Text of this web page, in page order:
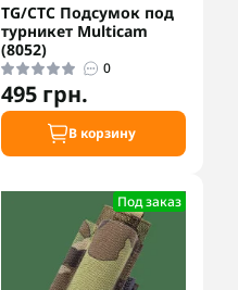
TG/CTC Подсумок под
турникет Multicam
(8052)
0
495 грн.
В корзину
Под заказ